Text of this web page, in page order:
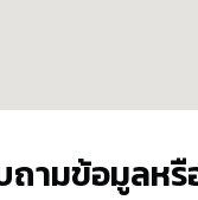
ามข้อมูลหรื